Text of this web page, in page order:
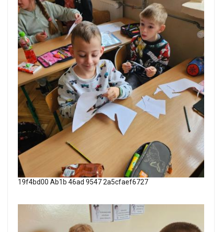
19f4bd00 Ab1b 46ad 9547 2a5cfaef6727